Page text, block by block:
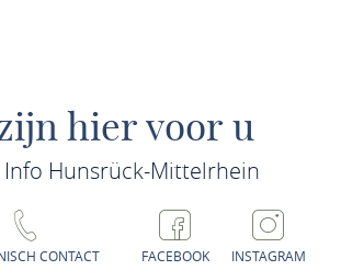
hier voor u
Hunsrück-Mittelrhein
CONTACT FACEBOOK INSTAGRAM